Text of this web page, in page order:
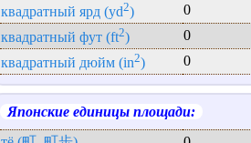
квадратный ярд (yd2)
0
квадратный фут (ft2)
0
квадратный дюйм (in2) 0
Японские единицы площади: